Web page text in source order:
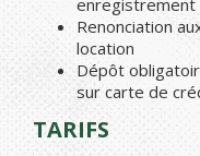
enregistrement
Renonciation
location
Dépôt
sur carte de
TARIFS